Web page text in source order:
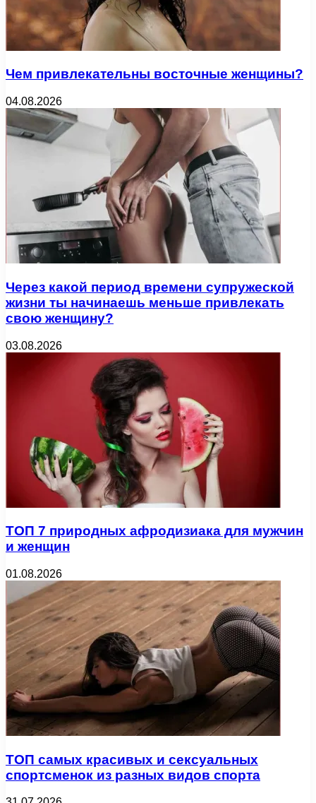
Чем привлекательны восточные женщины?
04.08.2026
Через какой период времени супружеской
жизни ты начинаешь меньше привлекать
свою женщину?
03.08.2026
ТОП 7 природных афродизиака для мужчин
и женщин
01.08.2026
ТОП самых красивых и сексуальных
спортсменок из разных видов спорта